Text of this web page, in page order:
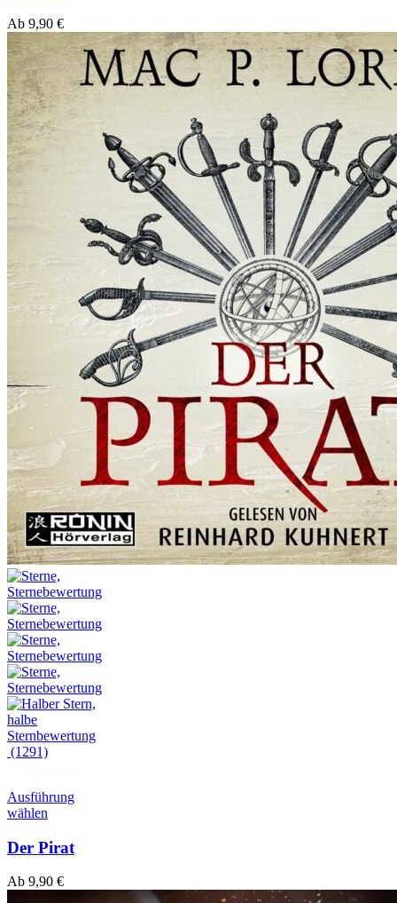
Ab 9,90 €
(1291)
Ausführung
wählen
Der Pirat
Ab 9,90 €